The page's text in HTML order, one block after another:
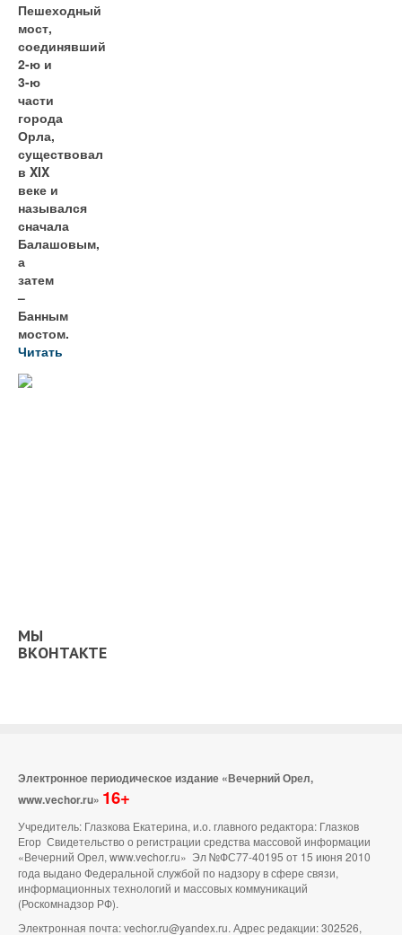
Пешеходный
мост,
соединявший
2-ю и
3-ю
части
города
Орла,
существовал
в XIX
веке и
назывался
сначала
Балашовым,
а
затем
–
Банным
мостом.
Читать
МЫ
ВКОНТАКТЕ
Электронное периодическое издание «Вечерний Орел,
www.vechor.ru» 16+
Учредитель: Глазкова Екатерина, и.о. главного редактора: Глазков
Егор Свидетельство о регистрации средства массовой информации
«Вечерний Орел, www.vechor.ru» Эл №ФС77-40195 от 15 июня 2010
года выдано Федеральной службой по надзору в сфере связи,
информационных технологий и массовых коммуникаций
(Роскомнадзор РФ).
Электронная почта: vechor.ru@yandex.ru. Адрес редакции: 302526,